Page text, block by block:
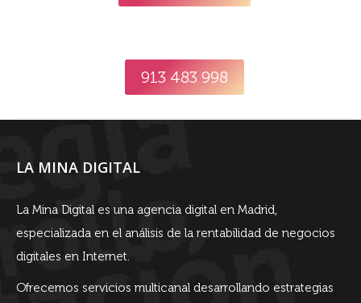
913 483 998
LA MINA DIGITAL
La Mina Digital es una agencia digital en Madrid,
especializada en el análisis de la rentabilidad de negocios
digitales en Internet.
Ofrecemos servicios multicanal desarrollando estrategias